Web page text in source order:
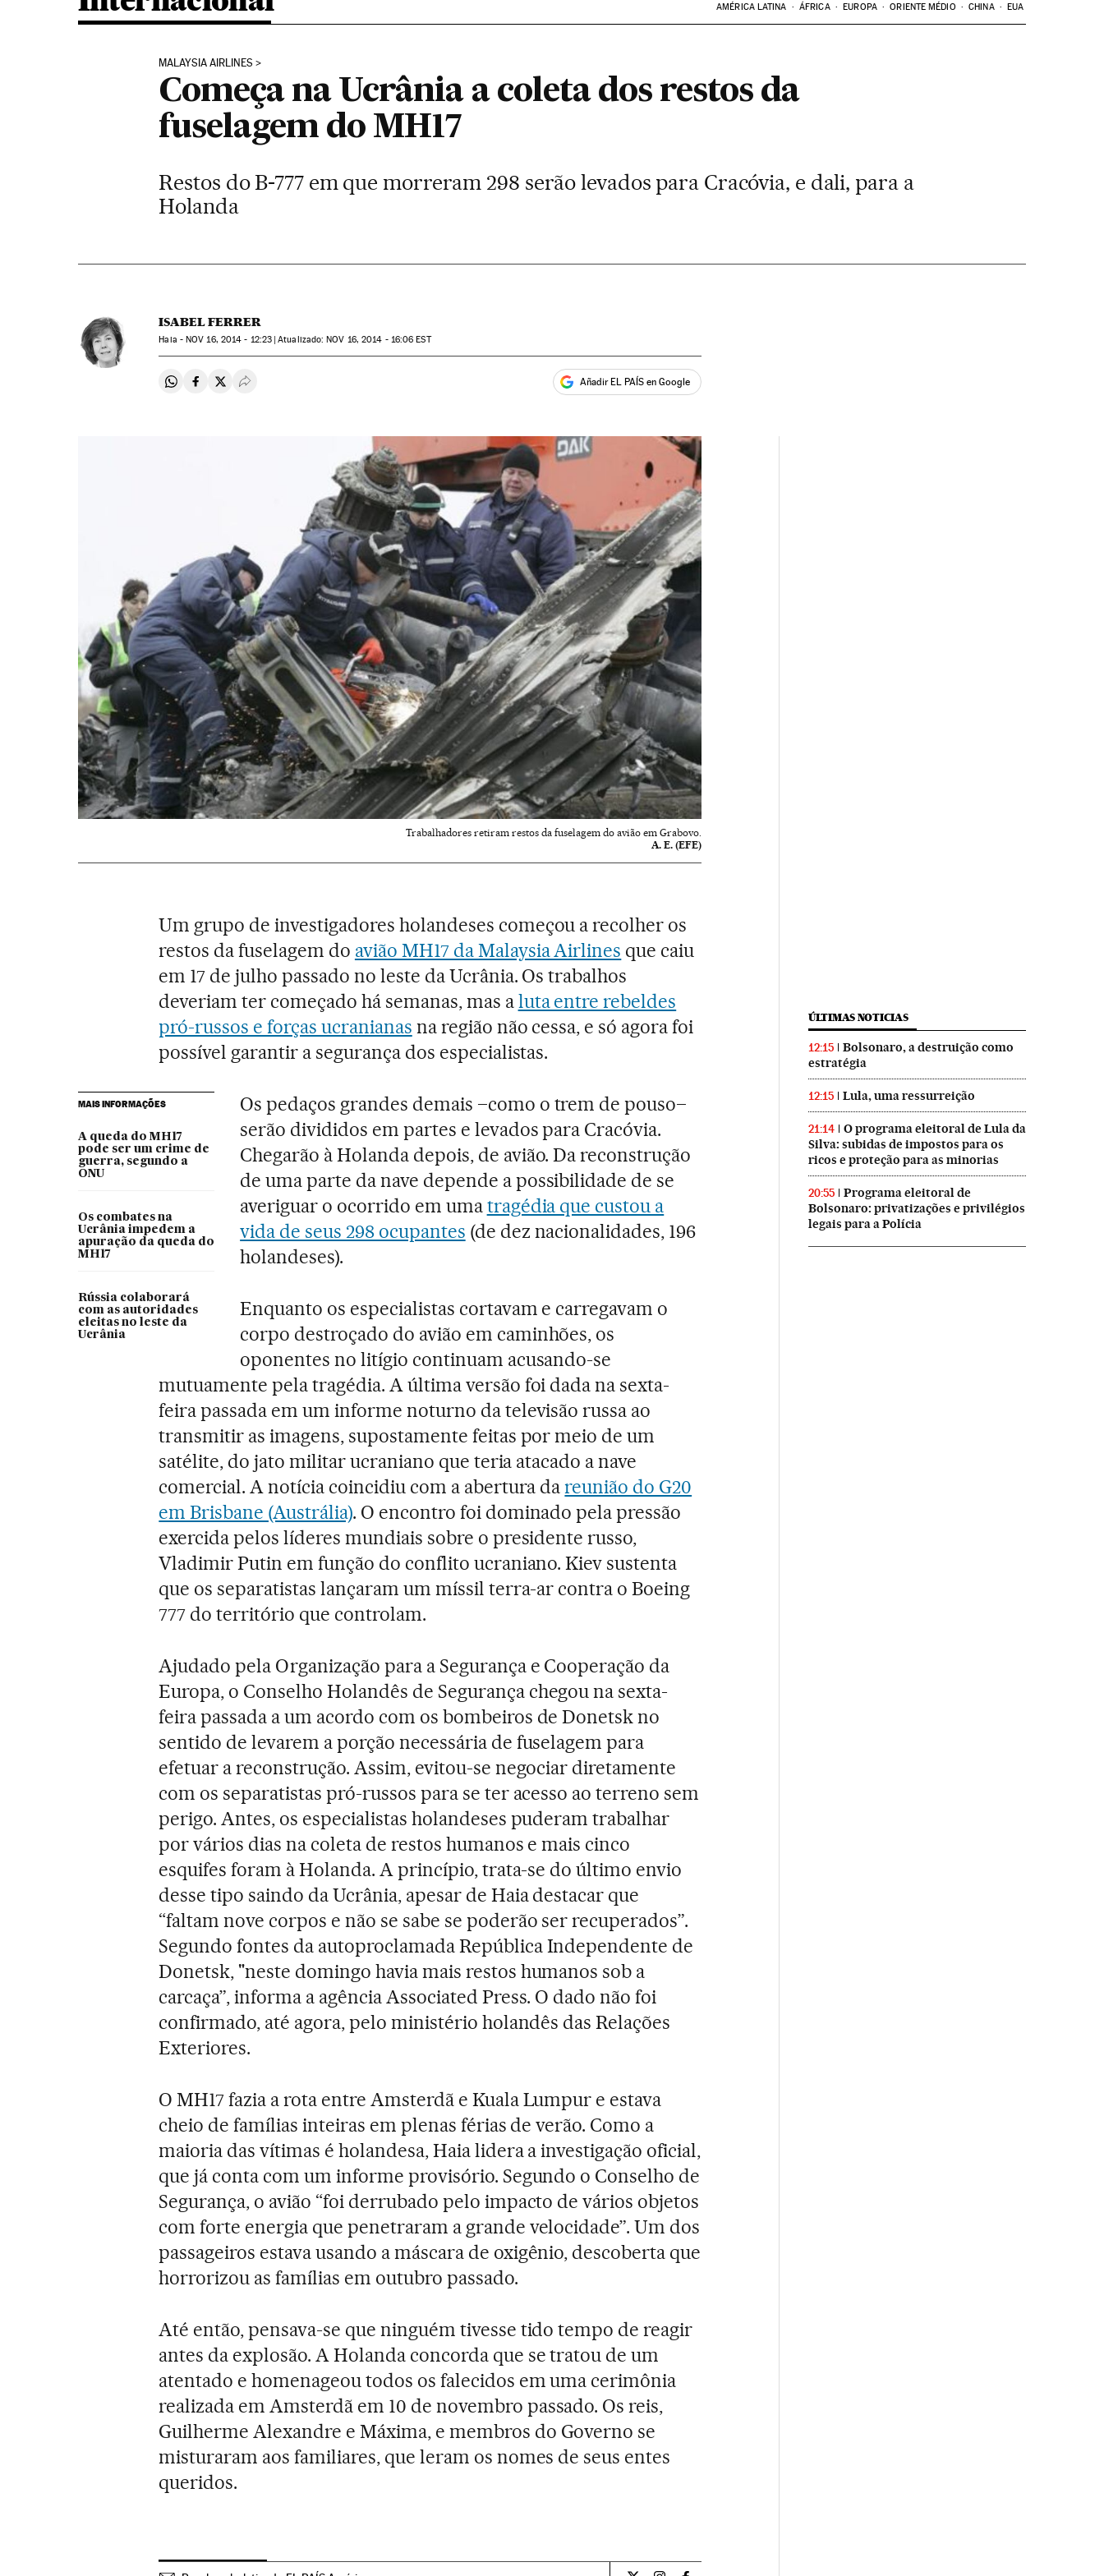
AMÉRICA LATINA ÁFRICA EUROPA ORIENTE MÉDIO CHINA EUA
MALAYSIA AIRLINES
Começa na Ucrânia a coleta dos restos da
fuselagem do MH17
Restos do B-777 em que morreram 298 serão levados para Cracóvia, e dali, para a
Holanda
ISABEL FERRER
Haia -NOV 16, 2014 - 12:23 atualizado: NOV 16, 2014 - 16:06 EST
Compartir en Whatsapp
Compartir en Facebook
Compartir en Twitter
Desplegar Redes Sociales Añadir EL PAÍS en Google
Trabalhadores retiram restos da fuselagem do avião em Grabovo.
A. E. (EFE)
Um grupo de investigadores holandeses começou a recolher os
restos da fuselagem do avião MH17 da Malaysia Airlines que caiu
em 17 de julho passado no leste da Ucrânia. Os trabalhos
deveriam ter começado há semanas, mas aluta entre rebeldes
pró-russos e forças ucranianas na região não cessa, e só agora foi
possível garantir a segurança dos especialistas.
MAIS INFORMAÇÕES
A queda do MH17
pode ser um crime de
guerra, segundo a
ONU
Os combates na
Ucrânia impedem a
apuração da queda do
MH17
Rússia colaborará
com as autoridades
eleitas no leste da
Ucrânia
Os pedaços grandes demais –como o trem de pouso–
serão divididos em partes e levados para Cracóvia.
Chegarão à Holanda depois, de avião. Da reconstrução
de uma parte da nave depende a possibilidade de se
averiguar o ocorrido em umatragédia que custou a
vida de seus 298 ocupantes (de dez nacionalidades, 196
holandeses).
Enquanto os especialistas cortavam e carregavam o
corpo destroçado do avião em caminhões, os
oponentes no litígio continuam acusando-se
mutuamente pela tragédia. A última versão foi dada na sexta-
feira passada em um informe noturno da televisão russa ao
transmitir as imagens, supostamente feitas por meio de um
satélite, do jato militar ucraniano que teria atacado a nave
comercial. A notícia coincidiu com a abertura dareunião do G20
em Brisbane (Austrália). O encontro foi dominado pela pressão
exercida pelos líderes mundiais sobre o presidente russo,
Vladimir Putin em função do conflito ucraniano. Kiev sustenta
que os separatistas lançaram um míssil terra-ar contra o Boeing
777 do território que controlam.
Ajudado pela Organização para a Segurança e Cooperação da
Europa, o Conselho Holandês de Segurança chegou na sexta-
feira passada a um acordo com os bombeiros de Donetsk no
sentido de levarem a porção necessária de fuselagem para
efetuar a reconstrução. Assim, evitou-se negociar diretamente
com os separatistas pró-russos para se ter acesso ao terreno sem
perigo. Antes, os especialistas holandeses puderam trabalhar
por vários dias na coleta de restos humanos e mais cinco
esquifes foram à Holanda. A princípio, trata-se do último envio
desse tipo saindo da Ucrânia, apesar de Haia destacar que
“faltam nove corpos e não se sabe se poderão ser recuperados”.
Segundo fontes da autoproclamada República Independente de
Donetsk, "neste domingo havia mais restos humanos sob a
carcaça”, informa a agência Associated Press. O dado não foi
confirmado, até agora, pelo ministério holandês das Relações
Exteriores.
O MH17 fazia a rota entre Amsterdã e Kuala Lumpur e estava
cheio de famílias inteiras em plenas férias de verão. Como a
maioria das vítimas é holandesa, Haia lidera a investigação oficial,
que já conta com um informe provisório. Segundo o Conselho de
Segurança, o avião “foi derrubado pelo impacto de vários objetos
com forte energia que penetraram a grande velocidade”. Um dos
passageiros estava usando a máscara de oxigênio, descoberta que
horrorizou as famílias em outubro passado.
Até então, pensava-se que ninguém tivesse tido tempo de reagir
antes da explosão. A Holanda concorda que se tratou de um
atentado e homenageou todos os falecidos em uma cerimônia
realizada em Amsterdã em 10 de novembro passado. Os reis,
Guilherme Alexandre e Máxima, e membros do Governo se
misturaram aos familiares, que leram os nomes de seus entes
queridos.
ÚLTIMAS NOTICIAS
12:15
Bolsonaro, a destruição como
estratégia
12:15 Lula, uma ressurreição
21:14
O programa eleitoral de Lula da
Silva: subidas de impostos para os
ricos e proteção para as minorias
20:55
Programa eleitoral de
Bolsonaro: privatizações e privilégios
legais para a Polícia